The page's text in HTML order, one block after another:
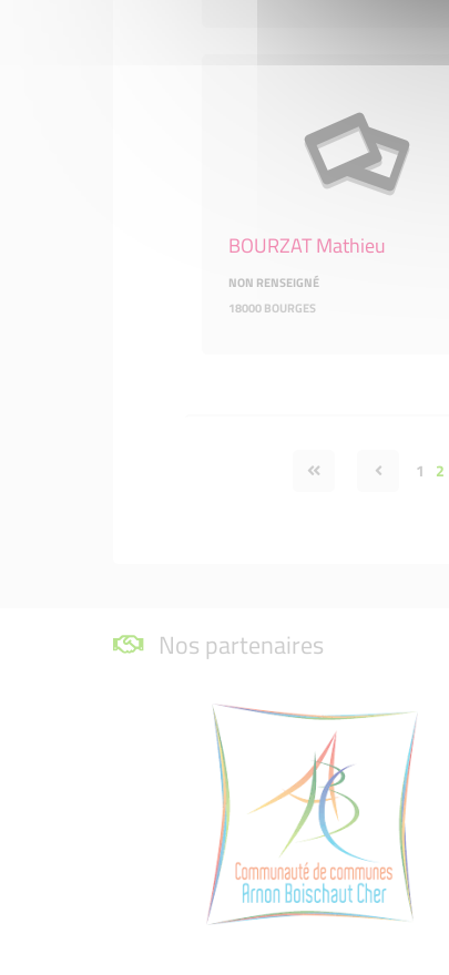
BOURZAT Mathieu
NON RENSEIGNÉ
18000 BOURGES
1 2
Nos partenaires